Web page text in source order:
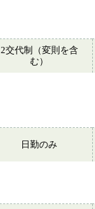
2交代制（変則を含
む）
日勤のみ